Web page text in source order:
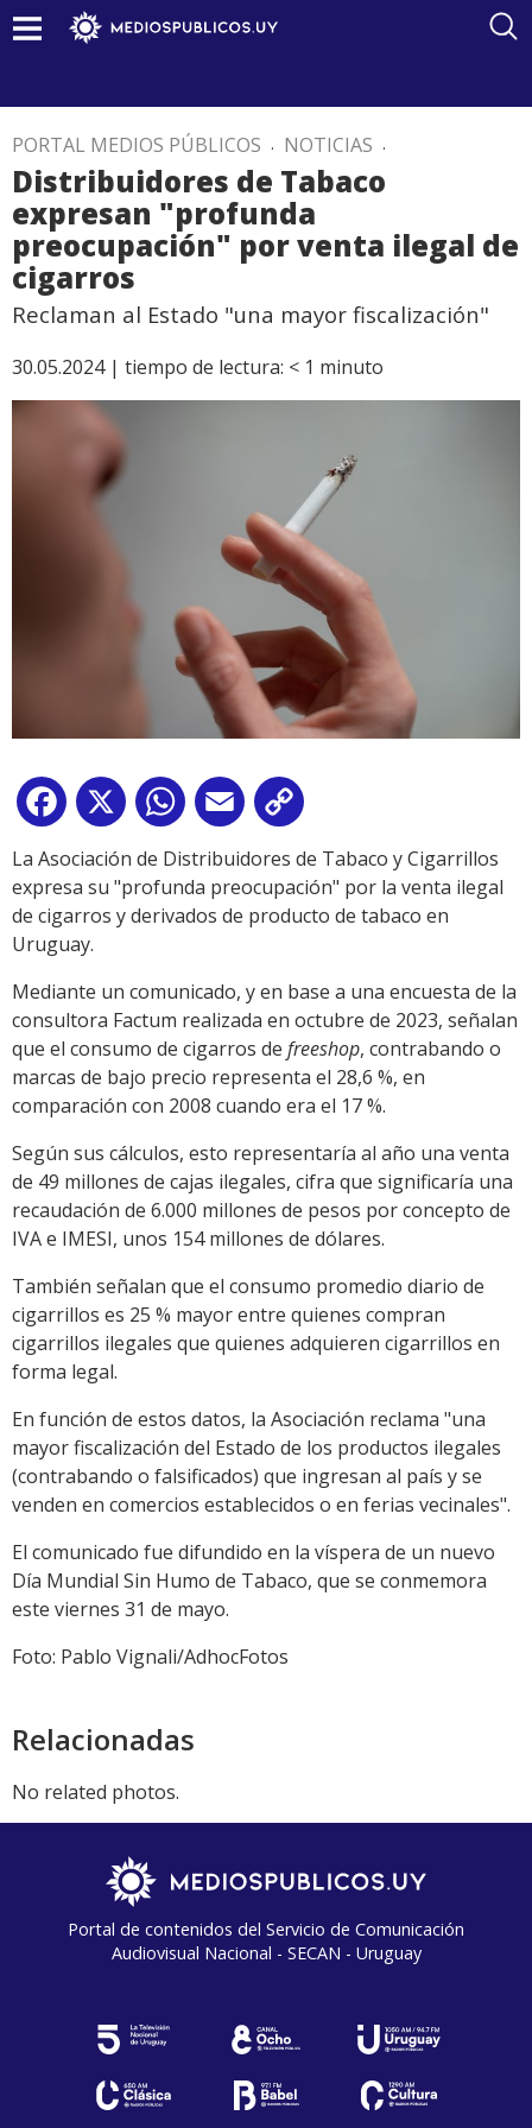
PORTAL MEDIOS PÚBLICOS . NOTICIAS .
Distribuidores de Tabaco
expresan "profunda
preocupación" por venta ilegal de
cigarros
Reclaman al Estado "una mayor fiscalización"
30.05.2024 | tiempo de lectura: < 1 minuto
Facebook
X WhatsApp
Email
Link
La Asociación de Distribuidores de Tabaco y Cigarrillos
expresa su "profunda preocupación" por la venta ilegal
de cigarros y derivados de producto de tabaco en
Uruguay.
Mediante un comunicado, y en base a una encuesta de la
consultora Factum realizada en octubre de 2023, señalan
que el consumo de cigarros de freeshop, contrabando o
marcas de bajo precio representa el 28,6 %, en
comparación con 2008 cuando era el 17 %.
Según sus cálculos, esto representaría al año una venta
de 49 millones de cajas ilegales, cifra que significaría una
recaudación de 6.000 millones de pesos por concepto de
IVA e IMESI, unos 154 millones de dólares.
También señalan que el consumo promedio diario de
cigarrillos es 25 % mayor entre quienes compran
cigarrillos ilegales que quienes adquieren cigarrillos en
forma legal.
En función de estos datos, la Asociación reclama "una
mayor fiscalización del Estado de los productos ilegales
(contrabando o falsificados) que ingresan al país y se
venden en comercios establecidos o en ferias vecinales".
El comunicado fue difundido en la víspera de un nuevo
Día Mundial Sin Humo de Tabaco, que se conmemora
este viernes 31 de mayo.
Foto: Pablo Vignali/AdhocFotos
Relacionadas
No related photos.
Portal de contenidos del Servicio de Comunicación
Audiovisual Nacional - SECAN - Uruguay